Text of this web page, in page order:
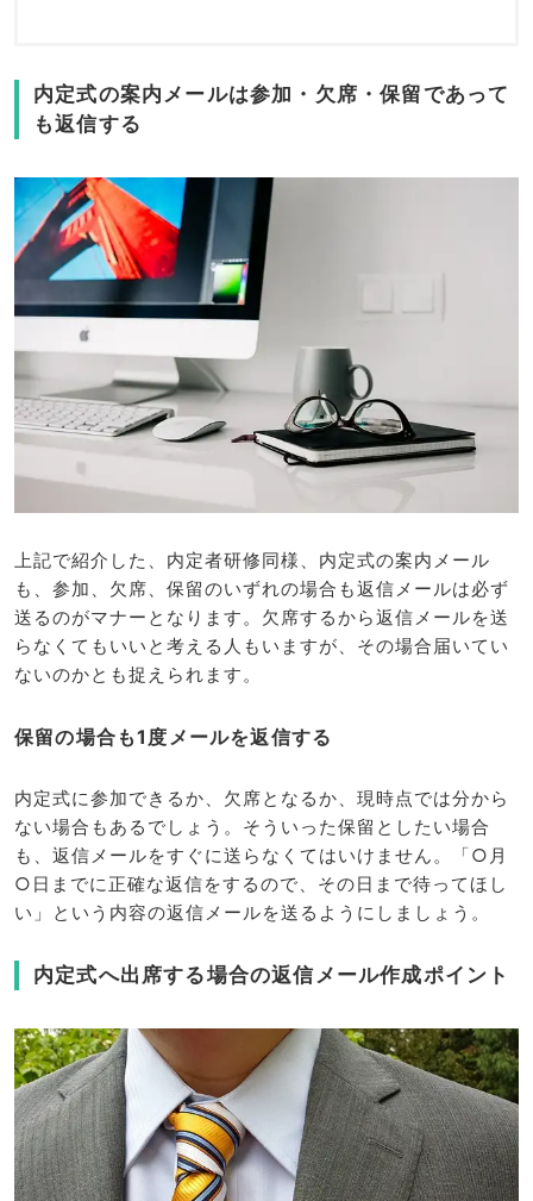
内定式の案内メールは参加・欠席・保留であって
も返信する
上記で紹介した、内定者研修同様、内定式の案内メール
も、参加、欠席、保留のいずれの場合も返信メールは必ず
送るのがマナーとなります。欠席するから返信メールを送
らなくてもいいと考える人もいますが、その場合届いてい
ないのかとも捉えられます。
保留の場合も1度メールを返信する
内定式に参加できるか、欠席となるか、現時点では分から
ない場合もあるでしょう。そういった保留としたい場合
も、返信メールをすぐに送らなくてはいけません。「○月
○日までに正確な返信をするので、その日まで待ってほし
い」という内容の返信メールを送るようにしましょう。
内定式へ出席する場合の返信メール作成ポイント